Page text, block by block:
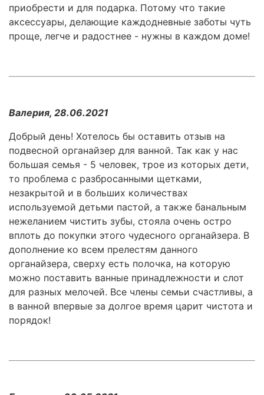
приобрести и для подарка. Потому что такие
аксессуары, делающие каждодневные заботы чуть
проще, легче и радостнее - нужны в каждом доме!
Валерия, 28.06.2021
Добрый день! Хотелось бы оставить отзыв на
подвесной органайзер для ванной. Так как у нас
большая семья - 5 человек, трое из которых дети,
то проблема с разбросанными щетками,
незакрытой и в больших количествах
используемой детьми пастой, а также банальным
нежеланием чистить зубы, стояла очень остро
вплоть до покупки этого чудесного органайзера. В
дополнение ко всем прелестям данного
органайзера, сверху есть полочка, на которую
можно поставить ванные принадлежности и слот
для разных мелочей. Все члены семьи счастливы, а
в ванной впервые за долгое время царит чистота и
порядок!